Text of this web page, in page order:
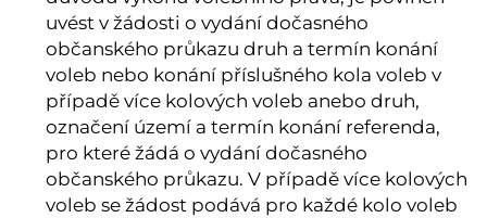
uvést v žádosti o vydání dočasného
občanského průkazu druh a termín konání
voleb nebo konání příslušného kola voleb v
případě více kolových voleb anebo druh,
označení území a termín konání referenda,
pro které žádá o vydání dočasného
občanského průkazu. V případě více kolových
voleb se žádost podává pro každé kolo voleb